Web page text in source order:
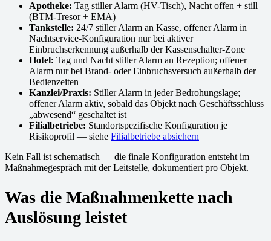
Apotheke: Tag stiller Alarm (HV-Tisch), Nacht offen + still
(BTM-Tresor + EMA)
Tankstelle: 24/7 stiller Alarm an Kasse, offener Alarm in
Nachtservice-Konfiguration nur bei aktiver
Einbruchserkennung außerhalb der Kassenschalter-Zone
Hotel: Tag und Nacht stiller Alarm an Rezeption; offener
Alarm nur bei Brand- oder Einbruchsversuch außerhalb der
Bedienzeiten
Kanzlei/Praxis: Stiller Alarm in jeder Bedrohungslage;
offener Alarm aktiv, sobald das Objekt nach Geschäftsschluss
„abwesend“ geschaltet ist
Filialbetriebe: Standortspezifische Konfiguration je
Risikoprofil — siehe Filialbetriebe absichern
Kein Fall ist schematisch — die finale Konfiguration entsteht im
Maßnahmegespräch mit der Leitstelle, dokumentiert pro Objekt.
Was die Maßnahmenkette nach
Auslösung leistet